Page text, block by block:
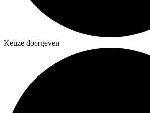
Keuze doorgeven